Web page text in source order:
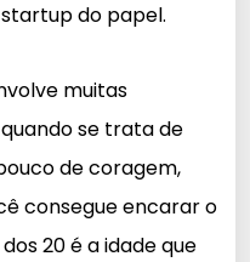
do papel.
muitas
se trata de
de coragem,
consegue encarar o
20 é a idade que